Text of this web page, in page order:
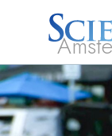
Over
Ons
L. Ron
Hubbard